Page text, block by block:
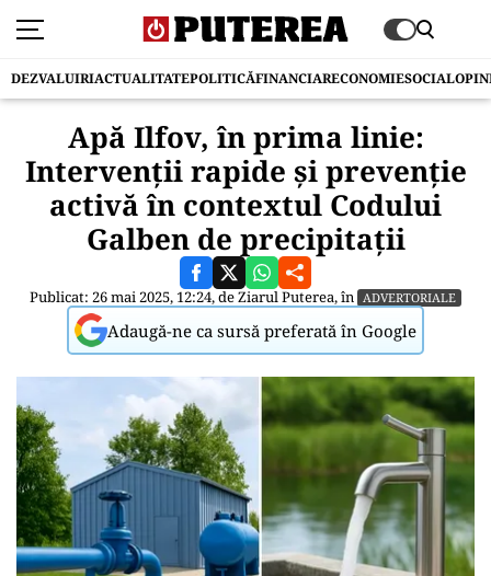
DEZVALUIRIACTUALITATEPOLITICĂFINANCIARECONOMIESOCIAL
Apă Ilfov, în prima linie:
Intervenții rapide și prevenție
activă în contextul Codului
Galben de precipitații
Publicat: 26 mai 2025, 12:24, deZiarul Puterea, în ADVERTORIALE
Adaugă-ne ca sursă preferată în Google